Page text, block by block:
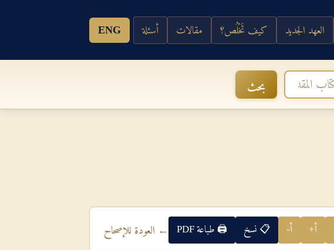
العهد الجديد كيف تَخْلُص؟ مقالات أسئلة ENG
بحث
أ+ أ- 📋 نسخ 🖨 طباعة PDF ← العودة للإصحاح